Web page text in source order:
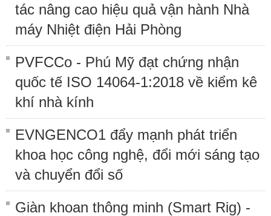
tác nâng cao hiệu quả vận hành Nhà
máy Nhiệt điện Hải Phòng
PVFCCo - Phú Mỹ đạt chứng nhận
quốc tế ISO 14064-1:2018 về kiểm kê
khí nhà kính
EVNGENCO1 đẩy mạnh phát triển
khoa học công nghệ, đổi mới sáng tạo
và chuyển đổi số
Giàn khoan thông minh (Smart Rig) -